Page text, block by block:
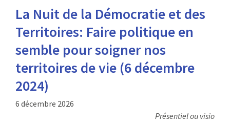
La Nuit de la Démocratie et des
Territoires: Faire politique en
semble pour soigner nos
territoires de vie (6 décembre
2024)
6 décembre 2026
Présentiel ou visio